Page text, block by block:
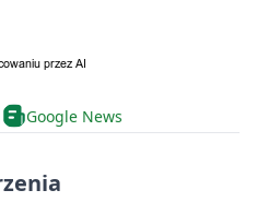
Google News